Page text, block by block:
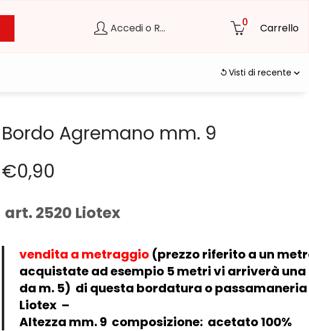
Accedi o Registrati 0 Carrello
Visti di recente
Bordo Agremano mm. 9
€0,90
art. 2520 Liotex
vendita a metraggio (prezzo riferito a un
acquistate ad esempio 5 metri vi arriverà
da m. 5) di questa bordatura o
Liotex –
Altezza mm. 9 composizione: acetato 100%